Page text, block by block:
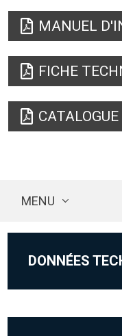
MANUEL
FICHE
CATALOGUE
MENU
DONNÉES